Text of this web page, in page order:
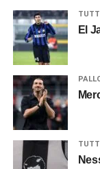
El